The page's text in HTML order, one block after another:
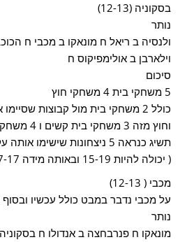
בסקוניה (12-13)
נותר
ולנסיה ב ריאל ח מונאקו ב מכבי ח
וילארבן ב אולימפיקוס ח
סיכום
5 משחקי בית 4 משחקי חוץ
כולל 2 משחקי בית מול קבוצות שסיימו את העונה
וחוץ מזה 3 משחקי בית קשים ו 4 משחקי חוץ לא פשוטים
תשיג כנראה 5 ניצחונות שישימו אותה על 16-18
( יכולה להיות 15-19 ובאותה מידה 17-17)
מכבי ( 12-13)
על מכבי נדבר במבט כולל עכשיו ובסוף
נותר
מונאקו ח פנרבחצה ב אנדולו ח